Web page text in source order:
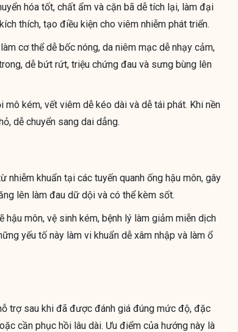
hóa tốt, chất ẩm và cặn bã dễ tích lại, làm đại
thích, tạo điều kiện cho viêm nhiễm phát triển.
cơ thể dễ bốc nóng, da niêm mạc dễ nhạy cảm,
dễ bứt rứt, triệu chứng đau và sưng bùng lên
kém, vết viêm dễ kéo dài và dễ tái phát. Khi nền
dễ chuyển sang dai dẳng.
khuẩn tại các tuyến quanh ống hậu môn, gây
lên làm đau dữ dội và có thể kèm sốt.
môn, vệ sinh kém, bệnh lý làm giảm miễn dịch
yếu tố này làm vi khuẩn dễ xâm nhập và làm ổ
trợ sau khi đã được đánh giá đúng mức độ, đặc
cần phục hồi lâu dài. Ưu điểm của hướng này là